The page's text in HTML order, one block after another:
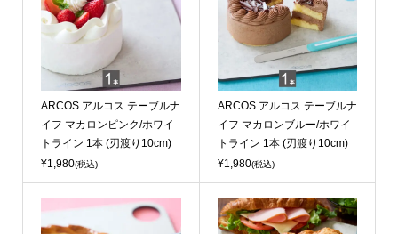
ARCOS アルコス テーブルナ
イフ マカロンピンク/ホワイ
トライン 1本 (刃渡り10cm)
¥1,980(税込)
ARCOS アルコス テーブルナ
イフ マカロンブルー/ホワイ
トライン 1本 (刃渡り10cm)
¥1,980(税込)